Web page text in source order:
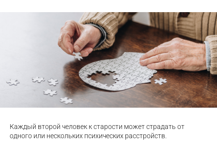
Каждый второй человек к старости может страдать от
одного или нескольких психических расстройств.